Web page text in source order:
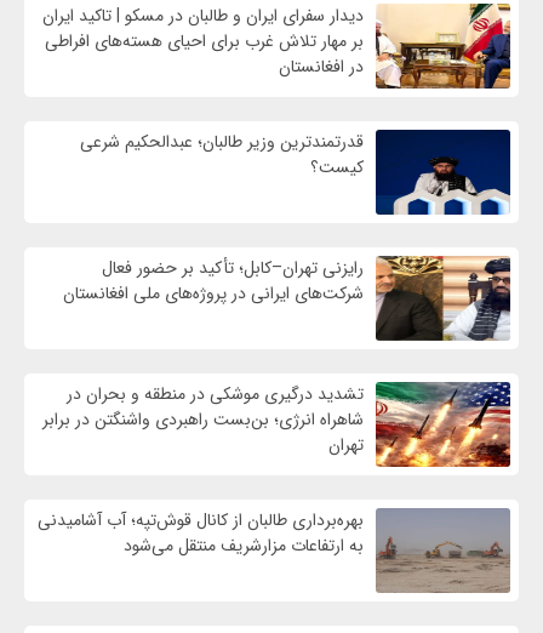
دیدار سفرای ایران و طالبان در مسکو | تاکید ایران
بر مهار تلاش‌ غرب برای احیای هسته‌های افراطی
در افغانستان
قدرتمندترین وزیر طالبان؛ عبدالحکیم شرعی
کیست؟
رایزنی تهران–کابل؛ تأکید بر حضور فعال
شرکت‌های ایرانی در پروژه‌های ملی افغانستان
تشدید درگیری موشکی در منطقه و بحران در
شاهراه انرژی؛ بن‌بست راهبردی واشنگتن در برابر
تهران
بهره‌برداری طالبان از کانال قوش‌تپه؛ آب آشامیدنی
به ارتفاعات مزارشریف منتقل می‌شود